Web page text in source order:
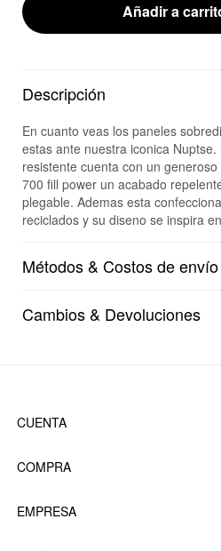
Añadir a
Descripción
En cuanto veas los paneles
estas ante nuestra iconica
resistente cuenta con un
700 fill power un acabado
plegable. Ademas esta
reciclados y su diseno se inspira
Métodos & Costos de envío
Cambios & Devoluciones
CUENTA
COMPRA
EMPRESA